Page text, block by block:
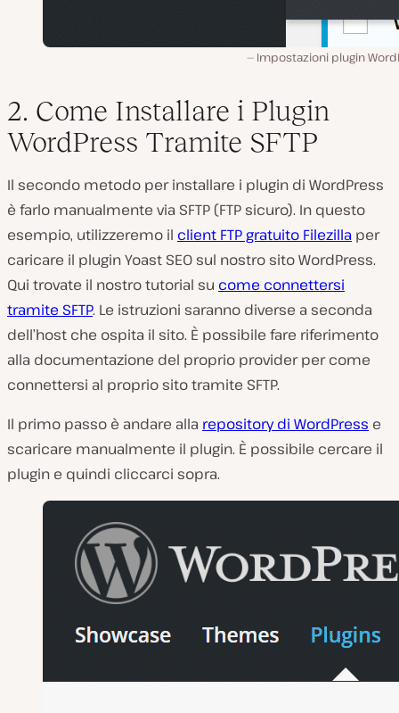
Impostazioni plugin
2. Come Installare i Plugin
WordPress Tramite SFTP
Il secondo metodo per installare i plugin di WordPress
è farlo manualmente via SFTP (FTP sicuro). In questo
esempio, utilizzeremo il client FTP gratuito Filezilla per
caricare il plugin Yoast SEO sul nostro sito WordPress.
Qui trovate il nostro tutorial su come connettersi
tramite SFTP. Le istruzioni saranno diverse a seconda
dell’host che ospita il sito. È possibile fare riferimento
alla documentazione del proprio provider per come
connettersi al proprio sito tramite SFTP.
Il primo passo è andare alla repository di WordPress e
scaricare manualmente il plugin. È possibile cercare il
plugin e quindi cliccarci sopra.